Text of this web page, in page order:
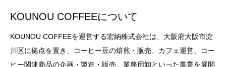
KOUNOU COFFEEについて
KOUNOU COFFEEを運営する宏納株式会社は、大阪府大阪市淀
川区に拠点を置き、コーヒー豆の焙煎・販売、カフェ運営、コー
ヒー関連商品の企画・製造・販売、業務用卸といった事業を展開